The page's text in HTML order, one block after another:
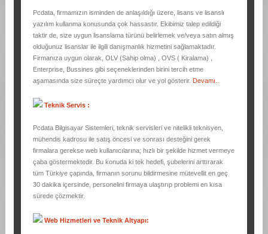
Pcdata, firmamızın isminden de anlaşıldığı üzere, lisans ve lisanslı
yazılım kullanma konusunda çok hassastır. Ekibimiz talep edildiği
taktir de, size uygun lisanslama türünü belirlemek ve/veya satın almış
olduğunuz lisanslar ile ilgili danışmanlık hizmetini sağlamaktadır.
Firmanıza uygun olarak, OLV (Sahip olma) , OVS ( Kiralama) ,
Enterprise, Bussines gibi seçeneklerinden birini tercih etme
aşamasında size süreçte yardımcı olur ve yol gösterir. Devamı..
Teknik Servis :
Pcdata Bilgisayar Sistemleri, teknik servisleri ve nitelikli teknisyen,
mühendis kadrosu ile satış öncesi ve sonrası desteğini gerek
firmalara gerekse web kullanıcılarına; hızlı bir şekilde hizmet vermeye
çaba göstermektedir. Bu konuda ki tek hedefi, şubelerini arttırarak
tüm Türkiye çapında, firmanın sorunu bildirmesine mütevellit en geç
30 dakika içersinde, personelini firmaya ulaştırıp problemi en kısa
sürede çözmektir.
Web Hizmetleri ve Teknik Altyapı: